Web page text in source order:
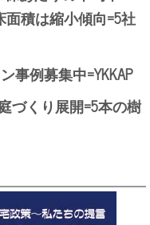
積は縮小傾向=5社
事例募集中=YKKAP
づくり展開=5本の樹